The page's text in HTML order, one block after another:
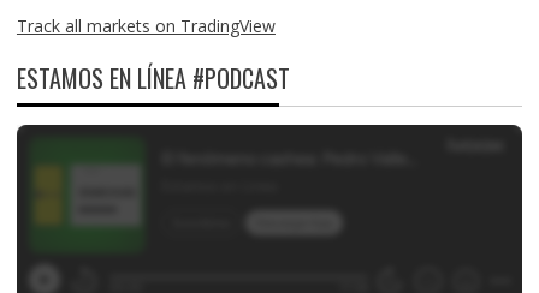
Track all markets on TradingView
ESTAMOS EN LÍNEA #PODCAST